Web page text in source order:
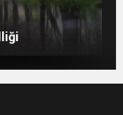
Berlin’de 8 Mart Dünya Kadınlar Günü
son güncel
fotoğraflar